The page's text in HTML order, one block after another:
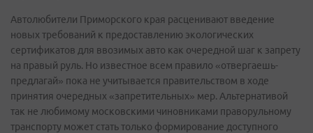
Автолюбители Приморского края расценивают введение
новых требований к предоставлению экологических
сертификатов для ввозимых авто как очередной шаг к запрету
на правый руль. Но известное всем правило «отвергаешь-
предлагай» пока не учитывается правительством в ходе
принятия очередных «запретительных» мер. Альтернативой
так не любимому московскими чиновниками праворульному
транспорту может стать только формирование доступного